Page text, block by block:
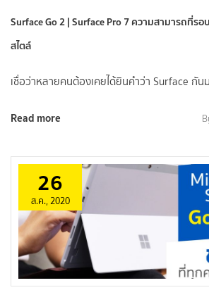
Surface Go 2 | Surface Pro 7 ความสามารถที่ร
สไตล์
เชื่อว่าหลายคนต้องเคยได้ยินคำว่า Surface กัน
Read more
26
ส.ค., 2020